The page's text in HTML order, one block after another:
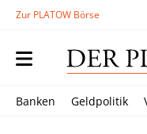
Zur PLATOW Börse
Banken Geldpolitik